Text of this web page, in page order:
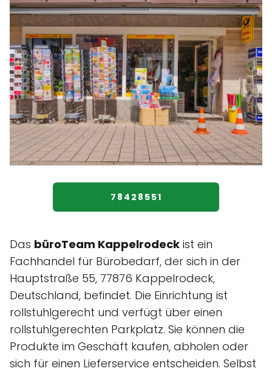
78428551
Das büroTeam Kappelrodeck ist ein
Fachhandel für Bürobedarf, der sich in der
Hauptstraße 55, 77876 Kappelrodeck,
Deutschland, befindet. Die Einrichtung ist
rollstuhlgerecht und verfügt über einen
rollstuhlgerechten Parkplatz. Sie können die
Produkte im Geschäft kaufen, abholen oder
sich für einen Lieferservice entscheiden. Selbst